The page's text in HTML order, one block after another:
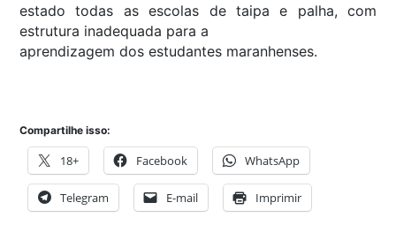
estado todas as escolas de taipa e palha, com
estrutura inadequada para a
aprendizagem dos estudantes maranhenses.
Compartilhe isso:
18+ Facebook WhatsApp
Telegram E-mail Imprimir